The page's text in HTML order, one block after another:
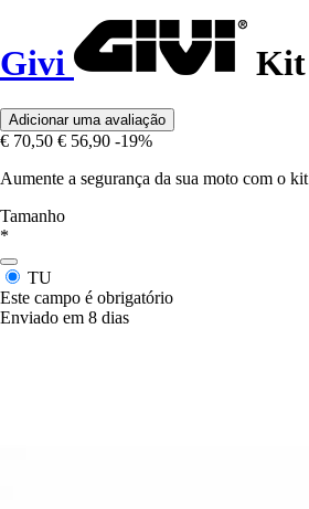
Givi Kit
Adicionar uma avaliação
€ 70,50 € 56,90 -19%
Aumente a segurança da sua moto com o
Tamanho
*
TU
Este campo é obrigatório
Enviado em 8 dias